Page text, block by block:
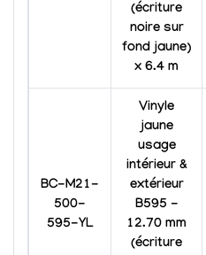
(écriture
noire sur
fond jaune)
x 6.4 m
BC-M21-
500-
595-YL
Vinyle
jaune
usage
intérieur &
extérieur
B595 -
12.70 mm
(écriture